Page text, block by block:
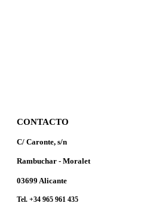
CONTACTO
C/ Caronte, s/n
Rambuchar - Moralet
03699 Alicante
Tel. +34 965 961 435